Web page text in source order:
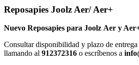
Reposapies Joolz Aer/ Aer+
Nuevo Reposapies para Joolz Aer y
Consultar disponibilidad y plazo de
llamando al 912372316 o escríbenos a